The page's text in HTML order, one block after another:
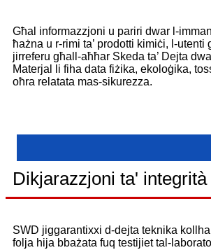
Għal informazzjoni u pariri dwar l-
ħażna u r-rimi ta’ prodotti kimiċi, l-utenti
jirreferu għall-aħħar Skeda ta’ Dejta
Materjal li fiha data fiżika, ekoloġika,
oħra relatata mas-sikurezza.
Dikjarazzjoni ta' integrità
SWD jiggarantixxi d-dejta teknika
folja hija bbażata fuq testijiet tal-